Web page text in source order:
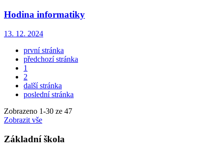
Hodina informatiky
13. 12. 2024
první stránka
předchozí stránka
1
2
další stránka
poslední stránka
Zobrazeno 1-30 ze 47
Zobrazit vše
Základní škola